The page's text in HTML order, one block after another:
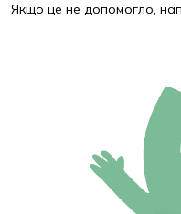
Якщо це не допомогло,